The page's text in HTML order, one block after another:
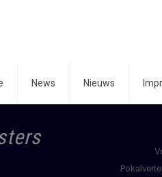
News Nieuws